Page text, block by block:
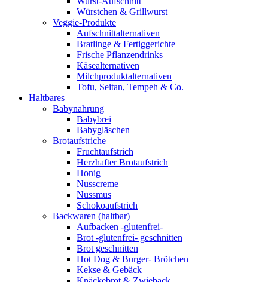
Würstchen & Grillwurst
Veggie-Produkte
Aufschnittalternativen
Bratlinge & Fertiggerichte
Frische Pflanzendrinks
Käsealternativen
Milchproduktalternativen
Tofu, Seitan, Tempeh & Co.
Haltbares
Babynahrung
Babybrei
Babygläschen
Brotaufstriche
Fruchtaufstrich
Herzhafter Brotaufstrich
Honig
Nusscreme
Nussmus
Schokoaufstrich
Backwaren (haltbar)
Aufbacken -glutenfrei-
Brot -glutenfrei- geschnitten
Brot geschnitten
Hot Dog & Burger- Brötchen
Kekse & Gebäck